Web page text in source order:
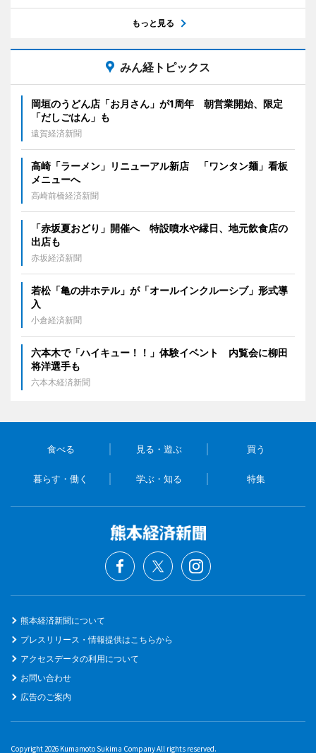
もっと見る
みん経トピックス
岡垣のうどん店「お月さん」が1周年 朝営業開始、限定
「だしごはん」も
遠賀経済新聞
高崎「ラーメン」リニューアル新店 「ワンタン麺」看板
メニューへ
高崎前橋経済新聞
「赤坂夏おどり」開催へ 特設噴水や縁日、地元飲食店の
出店も
赤坂経済新聞
若松「亀の井ホテル」が「オールインクルーシブ」形式導
入
小倉経済新聞
六本木で「ハイキュー！！」体験イベント 内覧会に柳田
将洋選手も
六本木経済新聞
食べる 見る・遊ぶ 買う
暮らす・働く 学ぶ・知る 特集
熊本経済新聞について
プレスリリース・情報提供はこちらから
アクセスデータの利用について
お問い合わせ
広告のご案内
Copyright 2026 Kumamoto Sukima Company All rights reserved.